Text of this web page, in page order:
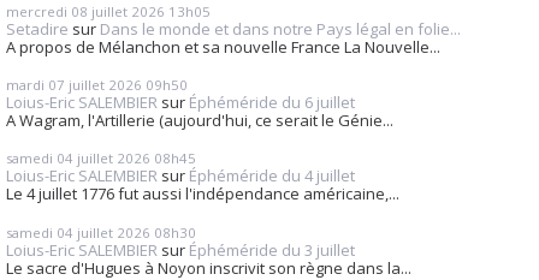
mercredi 08 juillet 2026 13h05
Setadire sur Dans le monde et dans notre Pays légal en folie...
A propos de Mélanchon et sa nouvelle France La Nouvelle...
mardi 07 juillet 2026 09h50
Loius-Eric SALEMBIER sur Éphéméride du 6 juillet
A Wagram, l'Artillerie (aujourd'hui, ce serait le Génie...
samedi 04 juillet 2026 08h45
Loius-Eric SALEMBIER sur Éphéméride du 4 juillet
Le 4 juillet 1776 fut aussi l'indépendance américaine,...
samedi 04 juillet 2026 08h30
Loius-Eric SALEMBIER sur Éphéméride du 3 juillet
Le sacre d'Hugues à Noyon inscrivit son règne dans la...